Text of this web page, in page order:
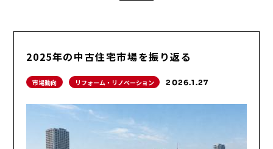
2025年の中古住宅市場を振り返る
市場動向 リフォーム・リノベーション 2026.1.27